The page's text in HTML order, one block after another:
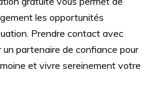
les opportunités
Prendre contact avec
un partenaire de confiance pour
et vivre sereinement votre